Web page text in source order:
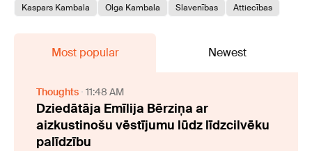
Kaspars Kambala Olga Kambala Slavenības Attiecības
Most popular Newest
Thoughts 11:48 AM
Dziedātāja Emīlija Bērziņa ar
aizkustinošu vēstījumu lūdz līdzcilvēku
palīdzību